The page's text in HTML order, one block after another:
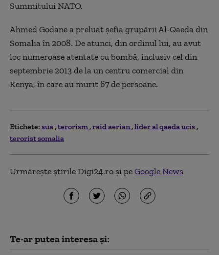
Summitului NATO.
Ahmed Godane a preluat şefia grupării Al-Qaeda din
Somalia în 2008. De atunci, din ordinul lui, au avut
loc numeroase atentate cu bombă, inclusiv cel din
septembrie 2013 de la un centru comercial din
Kenya, în care au murit 67 de persoane.
Etichete: sua terorism raid aerian lider al qaeda ucis
terorist somalia
Urmărește știrile Digi24.ro și peGoogle News
Te-ar putea interesa și: